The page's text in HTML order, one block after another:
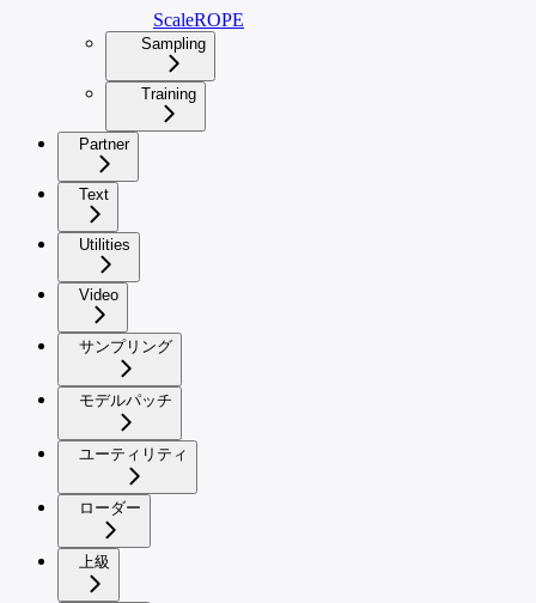
ScaleROPE
Sampling
Training
Partner
Text
Utilities
Video
サンプリング
モデルパッチ
ユーティリティ
ローダー
上級